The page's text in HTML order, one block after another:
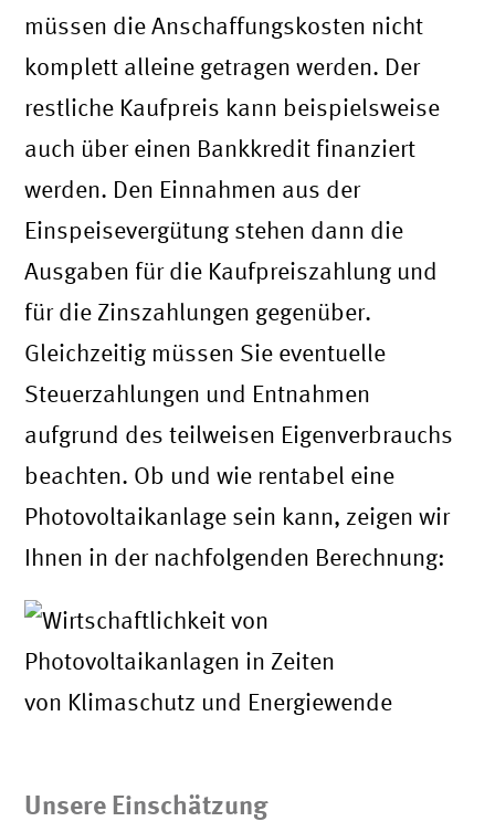
müssen die Anschaffungskosten nicht
komplett alleine getragen werden. Der
restliche Kaufpreis kann beispielsweise
auch über einen Bankkredit finanziert
werden. Den Einnahmen aus der
Einspeisevergütung stehen dann die
Ausgaben für die Kaufpreiszahlung und
für die Zinszahlungen gegenüber.
Gleichzeitig müssen Sie eventuelle
Steuerzahlungen und Entnahmen
aufgrund des teilweisen Eigenverbrauchs
beachten. Ob und wie rentabel eine
Photovoltaikanlage sein kann, zeigen wir
Ihnen in der nachfolgenden Berechnung:
Unsere Einschätzung